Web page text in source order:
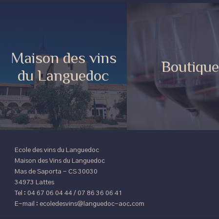
Maison des vins
du Languedoc
Boutique
Ecole des vins du Languedoc
Maison des Vins du Languedoc
Mas de Saporta - CS 30030
34973 Lattes
Tel : 04 67 06 04 44 / 07 86 36 06 41
E-mail : ecoledesvins@languedoc-aoc.com